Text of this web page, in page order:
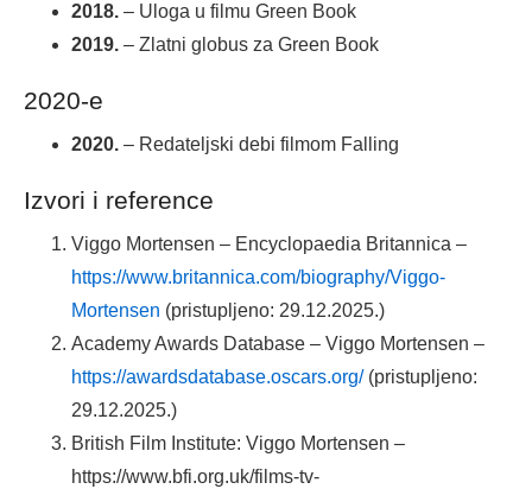
2018. – Uloga u filmu Green Book
2019. – Zlatni globus za Green Book
2020-e
2020. – Redateljski debi filmom Falling
Izvori i reference
Viggo Mortensen – Encyclopaedia Britannica –
https://www.britannica.com/biography/Viggo-
Mortensen (pristupljeno: 29.12.2025.)
Academy Awards Database – Viggo Mortensen –
https://awardsdatabase.oscars.org/(pristupljeno:
29.12.2025.)
British Film Institute: Viggo Mortensen –
https://www.bfi.org.uk/films-tv-